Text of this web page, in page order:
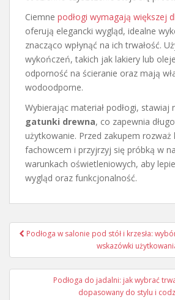
Ciemne podłogi wymagają większej
oferują elegancki wygląd, idealne
znacząco wpłynąć na ich trwałość.
wykończeń, takich jak lakiery lub
odporność na ścieranie oraz mają
wodoodporne.
Wybierając materiał podłogi, stawiaj
gatunki drewna, co zapewnia
użytkowanie. Przed zakupem rozważ
fachowcem i przyjrzyj się próbką w
warunkach oświetleniowych, aby
wygląd oraz funkcjonalność.
Nawigacja
Podłoga w salonie pod stół i krzesła:
wskazówki
Podłoga do jadalni: jak wybrać
dopasowany do stylu i